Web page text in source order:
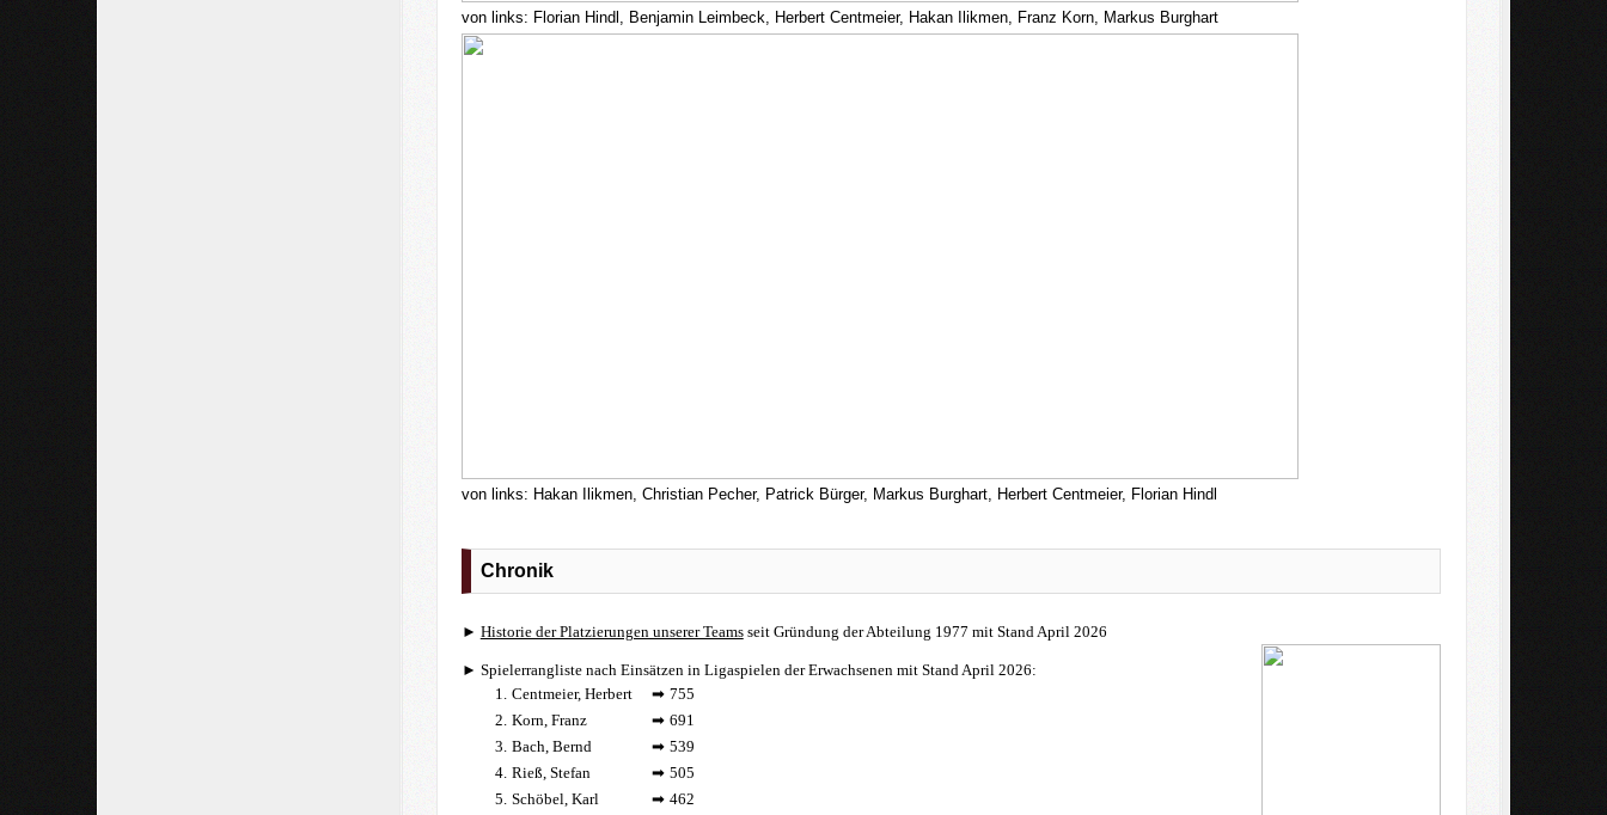
von links: Florian Hindl, Benjamin Leimbeck, Herbert Centmeier, Hakan Ilikmen, Franz Korn, Markus Burghart
von links: Hakan Ilikmen, Christian Pecher, Patrick Bürger, Markus Burghart, Herbert Centmeier, Florian Hindl
Chronik
► Historie der Platzierungen unserer Teamsseit Gründung der Abteilung 1977 mit Stand April 2026
► Spielerrangliste nach Einsätzen in Ligaspielen der Erwachsenen mit Stand April 2026:
1. Centmeier, Herbert ➡ 755
2. Korn, Franz ➡ 691
3. Bach, Bernd ➡ 539
4. Rieß, Stefan ➡ 505
5. Schöbel, Karl ➡ 462